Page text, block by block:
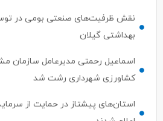
نقش ظرفیت‌های صنعتی بومی در
بهداشتی گیلان
اسماعیل رحمتی مدیرعامل سازمان
کشاورزی شهرداری رشت شد
استان‌های پیشتاز در حمایت از